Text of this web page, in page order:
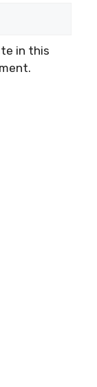
in this